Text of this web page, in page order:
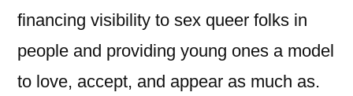
financing visibility to sex queer folks in
people and providing young ones a model
to love, accept, and appear as much as.